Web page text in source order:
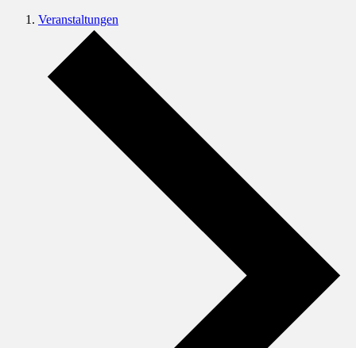
Veranstaltungen